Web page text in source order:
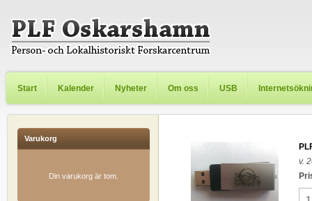
Start Kalender Nyheter Om oss USB
Varukorg
Din varukorg är tom.
v.